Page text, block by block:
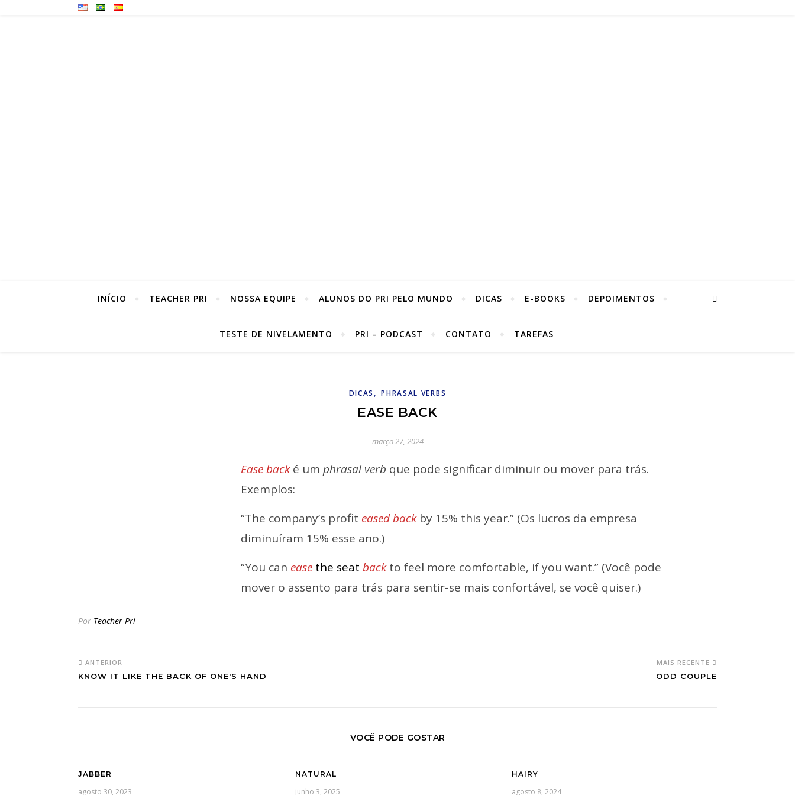
INÍCIO TEACHER PRI NOSSA EQUIPE ALUNOS DO PRI PELO MUNDO DICAS E-BOOKS DEPOIMENTOS
TESTE DE NIVELAMENTO PRI – PODCAST CONTATO TAREFAS
DICAS ,PHRASAL VERBS
EASE BACK
março 27, 2024
Ease backé umphrasal verb que pode significar diminuir ou mover para trás.
Exemplos:
“The company’s profit eased backby 15% this year.” (Os lucros da empresa
diminuíram 15% esse ano.)
“You can ease the seat backto feel more comfortable, if you want.” (Você pode
mover o assento para trás para sentir-se mais confortável, se você quiser.)
Por Teacher Pri
ANTERIOR
KNOW IT LIKE THE BACK OF ONE'S HAND
MAIS RECENTE
ODD COUPLE
VOCÊ PODE GOSTAR
JABBER
agosto 30, 2023
NATURAL
junho 3, 2025
HAIRY
agosto 8, 2024